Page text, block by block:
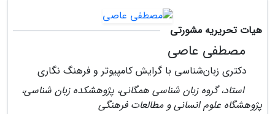
هیات تحریریه مشورتی
مصطفی عاصی
دکتری زبان‌شناسی با گرایش کامپیوتر و فرهنگ نگاری
استاد، گروه زبان شناسی همگانی، پژوهشکده زبان شناسی،
پژوهشگاه علوم انسانی و مطالعات فرهنگی